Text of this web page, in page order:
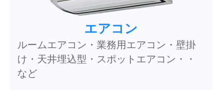
エアコン
ルームエアコン・業務用エアコン・壁掛
け・天井埋込型・スポットエアコン・・
など